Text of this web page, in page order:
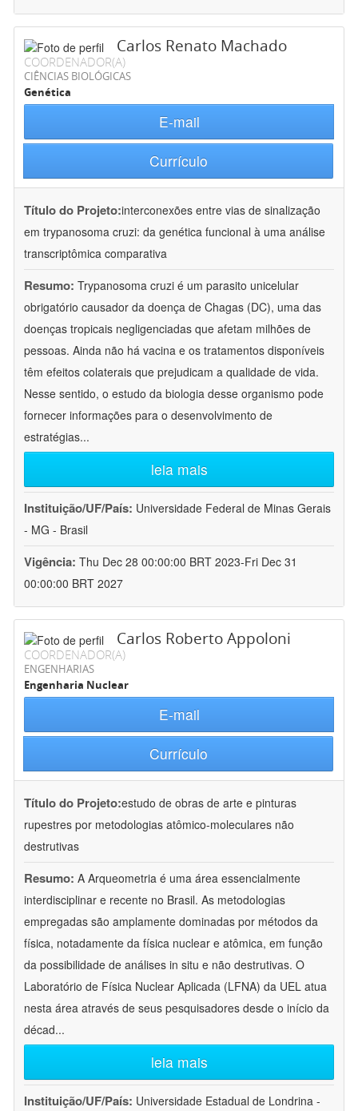
Carlos Renato Machado
COORDENADOR(A)
CIÊNCIAS BIOLÓGICAS
Genética
E-mail
Currículo
Título do Projeto:interconexões entre vias de sinalização
em trypanosoma cruzi: da genética funcional à uma análise
transcriptômica comparativa
Resumo: Trypanosoma cruzi é um parasito unicelular
obrigatório causador da doença de Chagas (DC), uma das
doenças tropicais negligenciadas que afetam milhões de
pessoas. Ainda não há vacina e os tratamentos disponíveis
têm efeitos colaterais que prejudicam a qualidade de vida.
Nesse sentido, o estudo da biologia desse organismo pode
fornecer informações para o desenvolvimento de
estratégias...
leia mais
Instituição/UF/País: Universidade Federal de Minas Gerais
- MG - Brasil
Vigência: Thu Dec 28 00:00:00 BRT 2023-Fri Dec 31
00:00:00 BRT 2027
Carlos Roberto Appoloni
COORDENADOR(A)
ENGENHARIAS
Engenharia Nuclear
E-mail
Currículo
Título do Projeto:estudo de obras de arte e pinturas
rupestres por metodologias atômico-moleculares não
destrutivas
Resumo: A Arqueometria é uma área essencialmente
interdisciplinar e recente no Brasil. As metodologias
empregadas são amplamente dominadas por métodos da
física, notadamente da física nuclear e atômica, em função
da possibilidade de análises in situ e não destrutivas. O
Laboratório de Física Nuclear Aplicada (LFNA) da UEL atua
nesta área através de seus pesquisadores desde o início da
décad...
leia mais
Instituição/UF/País: Universidade Estadual de Londrina -